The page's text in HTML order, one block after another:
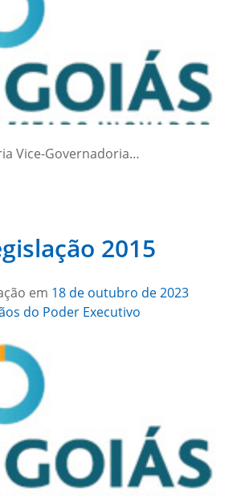
Vice-Governadoria…
2015
em 18 de outubro de 2023
do Poder Executivo